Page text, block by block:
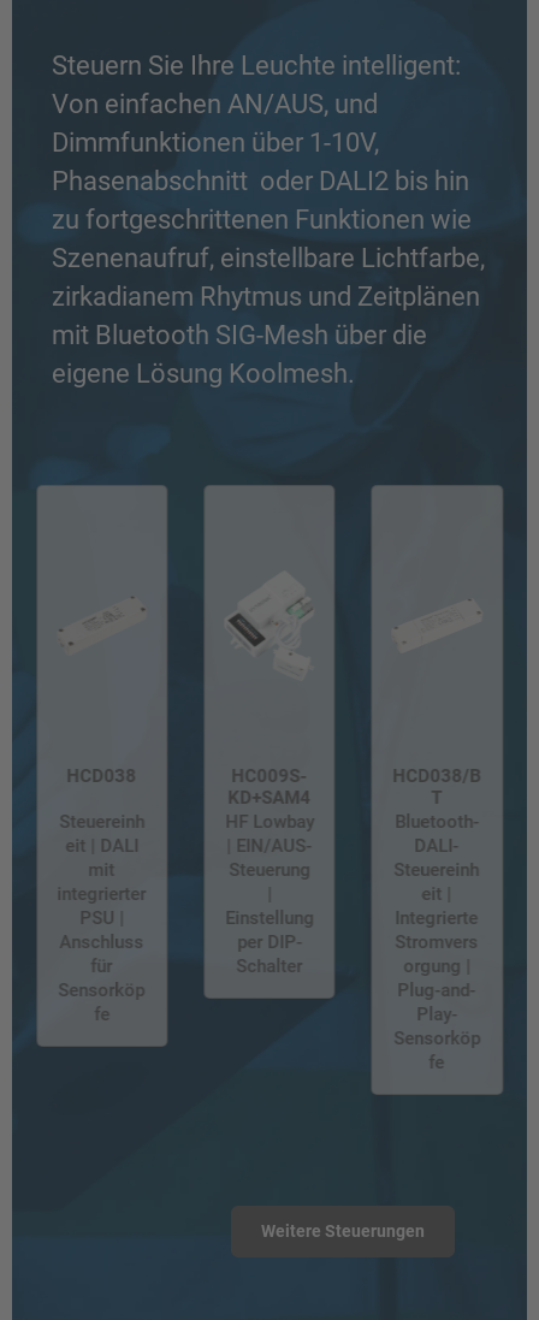
Steuern Sie Ihre Leuchte intelligent:
Von einfachen AN/AUS, und
Dimmfunktionen über 1-10V,
Phasenabschnitt oder DALI2 bis hin
zu fortgeschrittenen Funktionen wie
Szenenaufruf, einstellbare Lichtfarbe,
zirkadianem Rhytmus und Zeitplänen
mit Bluetooth SIG-Mesh über die
eigene Lösung Koolmesh.
HCD038
Steuereinh
eit | DALI
mit
integrierter
PSU |
Anschluss
für
Sensorköp
fe
HC009S-
KD+SAM4
HF Lowbay
| EIN/AUS-
Steuerung
Einstellung
per DIP-
Schalter
HCD038/B
T
Bluetooth-
DALI-
Steuereinh
eit |
Integrierte
Stromvers
orgung |
Plug-and-
Play-
Sensorköp
fe
Weitere Steuerungen